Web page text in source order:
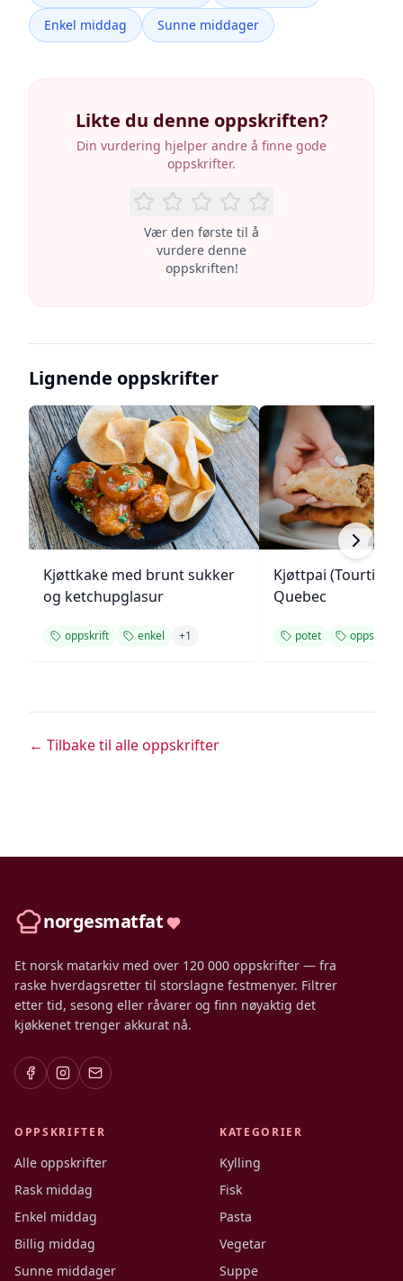
Enkel middag
Sunne middager
Likte du denne oppskriften?
Din vurdering hjelper andre å finne gode
oppskrifter.
Vær den første til å
vurdere denne
oppskriften!
Lignende oppskrifter
Kjøttkake med brunt sukker
og ketchupglasur
oppskrift enkel +1
Kjøttpai
Quebec
potet oppskrift
← Tilbake til alle oppskrifter
norgesmatfat
Et norsk matarkiv med over 120 000 oppskrifter — fra
raske hverdagsretter til storslagne festmenyer. Filtrer
etter tid, sesong eller råvarer og finn nøyaktig det
kjøkkenet trenger akkurat nå.
OPPSKRIFTER
Alle oppskrifter
Rask middag
Enkel middag
Billig middag
Sunne middager
KATEGORIER
Kylling
Fisk
Pasta
Vegetar
Suppe